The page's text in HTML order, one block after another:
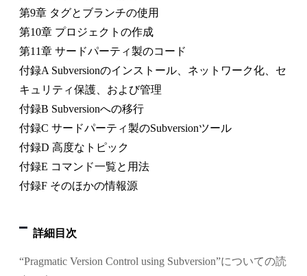
第9章 タグとブランチの使用
第10章 プロジェクトの作成
第11章 サードパーティ製のコード
付録A Subversionのインストール、ネットワーク化、セ
キュリティ保護、および管理
付録B Subversionへの移行
付録C サードパーティ製のSubversionツール
付録D 高度なトピック
付録E コマンド一覧と用法
付録F そのほかの情報源
詳細目次
“Pragmatic Version Control using Subversion”についての読